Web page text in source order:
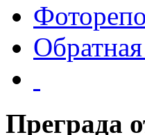
Обратная
Преграда